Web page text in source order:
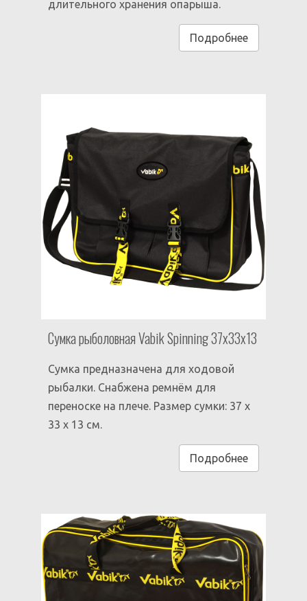
длительного хранения опарыша.
Подробнее
Сумка рыболовная Vabik Spinning 37х33х13
Сумка предназначена для ходовой
рыбалки. Снабжена ремнём для
переноске на плече. Размер сумки: 37 x
33 x 13 см.
Подробнее